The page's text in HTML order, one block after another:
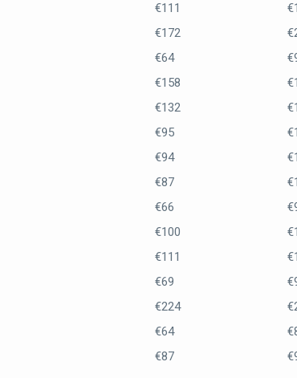
€111
€172
€64
€158
€132
€95
€94
€87
€66
€100
€111
€69
€224
€64
€87